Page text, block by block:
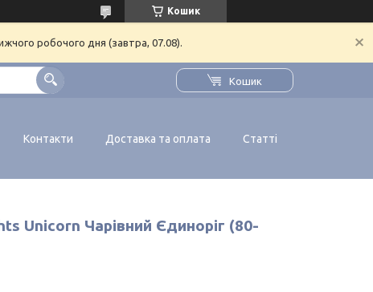
Кошик
робочого дня (завтра, 07.08).
Кошик
Контакти Доставка та оплата Статті
Unicorn Чарівний Єдиноріг (80-